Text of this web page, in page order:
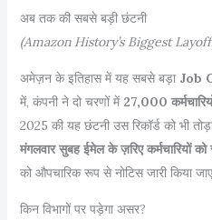
अब तक की सबसे बड़ी छंटनी
(Amazon History’s Biggest
अमेज़न के इतिहास में यह सबसे बड़ा Job
में, कंपनी ने दो चरणों में 27,000
2025 की यह छंटनी उस रिकॉर्ड को भी
मंगलवार सुबह ईमेल के ज़रिए कर्मचारियों
को औपचारिक रूप से नोटिस जारी किया
किन विभागों पर पड़ेगा असर?